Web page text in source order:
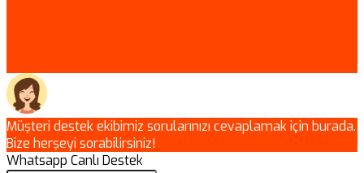
Müşteri destek ekibimiz sorularınızı cevaplamak için burada.
Bize herşeyi sorabilirsiniz!
Whatsapp Canlı Destek